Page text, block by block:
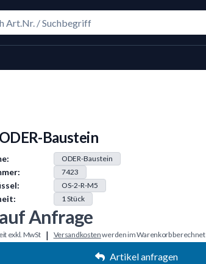
Baustein
ODER-Baustein
7423
OS-2-R-M5
1Stück
Anfrage
exkl. MwSt | Versandkostenwerden im Warenkorb berechnet
Artikel anfragen